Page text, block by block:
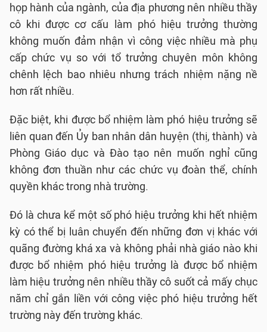
họp hành của ngành, của địa phương nên nhiều thầy
cô khi được cơ cấu làm phó hiệu trưởng thường
không muốn đảm nhận vì công việc nhiều mà phụ
cấp chức vụ so với tổ trưởng chuyên môn không
chênh lệch bao nhiêu nhưng trách nhiệm nặng nề
hơn rất nhiều.
Đặc biệt, khi được bổ nhiệm làm phó hiệu trưởng sẽ
liên quan đến Ủy ban nhân dân huyện (thị, thành) và
Phòng Giáo dục và Đào tạo nên muốn nghỉ cũng
không đơn thuần như các chức vụ đoàn thể, chính
quyền khác trong nhà trường.
Đó là chưa kể một số phó hiệu trưởng khi hết nhiệm
kỳ có thể bị luân chuyển đến những đơn vị khác với
quãng đường khá xa và không phải nhà giáo nào khi
được bổ nhiệm phó hiệu trưởng là được bổ nhiệm
làm hiệu trưởng nên nhiều thầy cô suốt cả mấy chục
năm chỉ gắn liền với công việc phó hiệu trưởng hết
trường này đến trường khác.